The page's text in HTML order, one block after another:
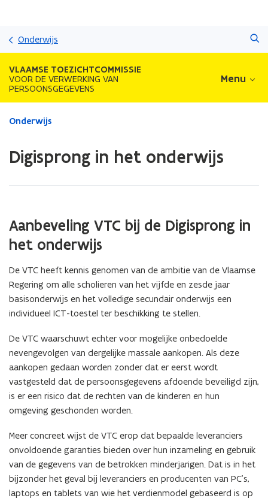
inhoud
Onderwijs
VLAAMSE TOEZICHTCOMMISSIE
VOOR DE VERWERKING VAN
PERSOONSGEGEVENS
Menu
Gedaan
bevindt
het
onderwijs
Onderwijs
Digisprong in het onderwijs
Aanbeveling VTC bij de Digisprong in
het onderwijs
De VTC heeft kennis genomen van de ambitie van de Vlaamse
Regering om alle scholieren van het vijfde en zesde jaar
basisonderwijs en het volledige secundair onderwijs een
individueel ICT-toestel ter beschikking te stellen.
De VTC waarschuwt echter voor mogelijke onbedoelde
nevengevolgen van dergelijke massale aankopen. Als deze
aankopen gedaan worden zonder dat er eerst wordt
vastgesteld dat de persoonsgegevens afdoende beveiligd zijn,
is er een risico dat de rechten van de kinderen en hun
omgeving geschonden worden.
Meer concreet wijst de VTC erop dat bepaalde leveranciers
onvoldoende garanties bieden over hun inzameling en gebruik
van de gegevens van de betrokken minderjarigen. Dat is in het
bijzonder het geval bij leveranciers en producenten van PC’s,
laptops en tablets van wie het verdienmodel gebaseerd is op